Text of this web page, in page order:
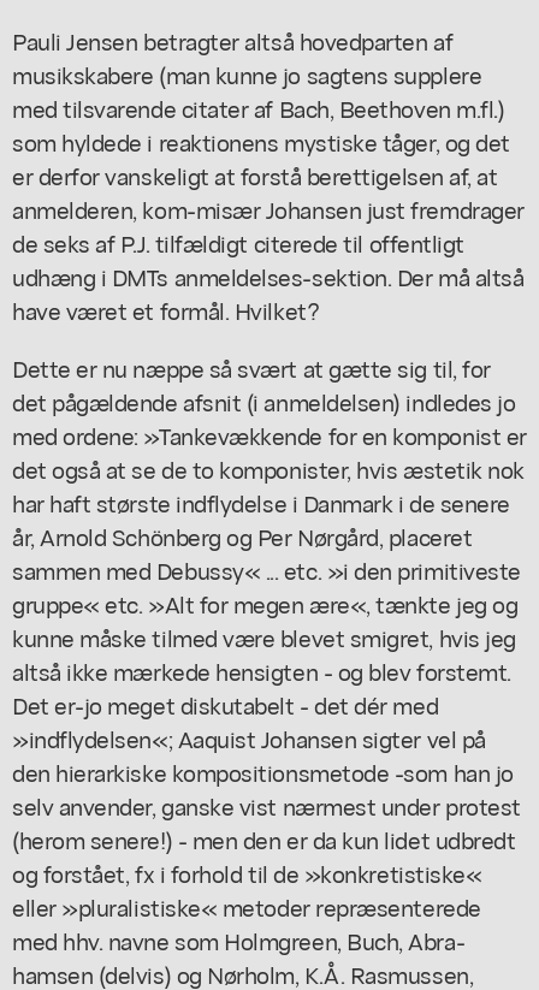
Pauli Jensen betragter altså hovedparten af
musikskabere (man kunne jo sagtens supplere
med tilsvarende citater af Bach, Beethoven m.fl.)
som hyldede i reaktionens mystiske tåger, og det
er derfor vanskeligt at forstå berettigelsen af, at
anmelderen, kom-misær Johansen just fremdrager
de seks af P.J. tilfældigt citerede til offentligt
udhæng i DMTs anmeldelses-sektion. Der må altså
have været et formål. Hvilket?
Dette er nu næppe så svært at gætte sig til, for
det pågældende afsnit (i anmeldelsen) indledes jo
med ordene: »Tankevækkende for en komponist er
det også at se de to komponister, hvis æstetik nok
har haft største indflydelse i Danmark i de senere
år, Arnold Schönberg og Per Nørgård, placeret
sammen med Debussy« ... etc. »i den primitiveste
gruppe« etc. »Alt for megen ære«, tænkte jeg og
kunne måske tilmed være blevet smigret, hvis jeg
altså ikke mærkede hensigten - og blev forstemt.
Det er-jo meget diskutabelt - det dér med
»indflydelsen«; Aaquist Johansen sigter vel på
den hierarkiske kompositionsmetode -som han jo
selv anvender, ganske vist nærmest under protest
(herom senere!) - men den er da kun lidet udbredt
og forstået, fx i forhold til de »konkretistiske«
eller »pluralistiske« metoder repræsenterede
med hhv. navne som Holmgreen, Buch, Abra-
hamsen (delvis) og Nørholm, K.Å. Rasmussen,